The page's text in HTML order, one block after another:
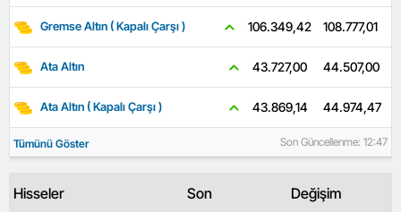
Gremse Altın ( Kapalı Çarşı ) 106.349,42 108.777,01
Ata Altın 43.727,00 44.507,00
Ata Altın ( Kapalı Çarşı ) 43.869,14 44.974,47
Tümünü Göster Son Güncellenme: 12:47
Hisseler Son Değişim